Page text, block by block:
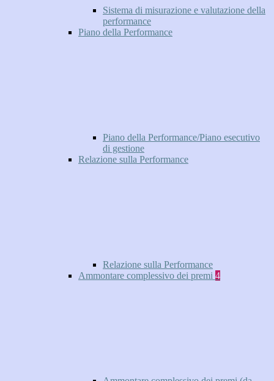
Sistema di misurazione e valutazione della
performance
Piano della Performance
Piano della Performance/Piano esecutivo
di gestione
Relazione sulla Performance
Relazione sulla Performance
Ammontare complessivo dei premi 4